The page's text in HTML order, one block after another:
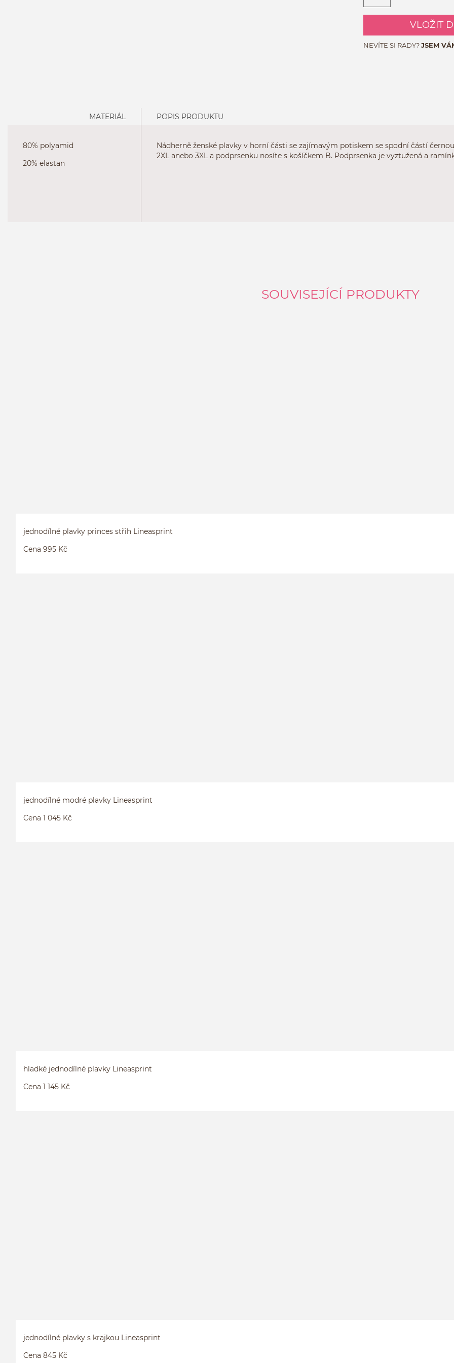
VLOŽIT
NEVÍTE SI RADY?JSEM
MATERIÁL
80% polyamid
20% elastan
POPIS PRODUKTU
Nádherně ženské plavky v horní části se zajímavým potiskem se spodní částí
2XL anebo 3XL a podprsenku nosíte s košíčkem B. Podprsenka je vyztužená a
SOUVISEJÍCÍ PRODUKTY
jednodílné plavky princes střih Lineasprint
Cena 995 Kč
jednodílné modré plavky Lineasprint
Cena 1 045 Kč
hladké jednodílné plavky Lineasprint
Cena 1 145 Kč
jednodílné plavky s krajkou Lineasprint
Cena 845 Kč